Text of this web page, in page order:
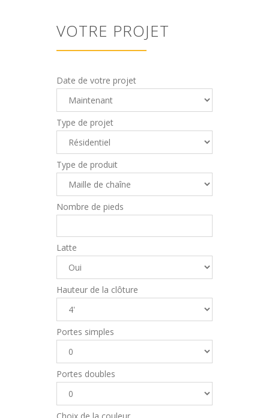
VOTRE PROJET
Date de votre projet
Type de projet
Type de produit
Nombre de pieds
Latte
Hauteur de la clôture
Portes simples
Portes doubles